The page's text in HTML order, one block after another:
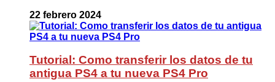
22 febrero 2024
Tutorial: Como transferir los datos de tu
antigua PS4 a tu nueva PS4 Pro